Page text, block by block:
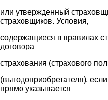
или утвержденный
страховщиков. Условия,
содержащиеся в правилах
договора
страхования (страхового
(выгодоприобретателя),
прямо указывается